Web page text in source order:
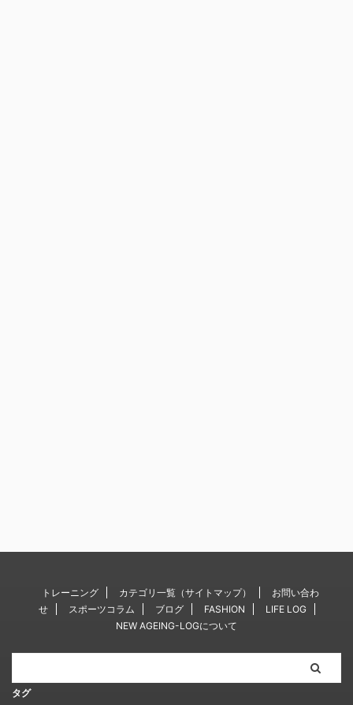
トレーニング カテゴリ一覧（サイトマップ）
お問い合わ
せ
スポーツコラム ブログ FASHION
LIFE LOG
NEW AGEING-LOGについて
タグ